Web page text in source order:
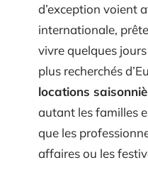
d’exception voient
internationale,
vivre quelques
plus recherchés
locations
autant les familles
que les
affaires ou les